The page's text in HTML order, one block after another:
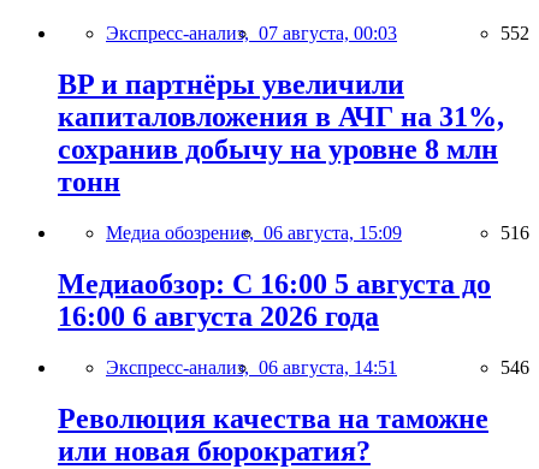
Экспресс-анализ, 07 августа, 00:03 552
BP и партнёры увеличили
капиталовложения в АЧГ на 31%,
сохранив добычу на уровне 8 млн
тонн
Медиа обозрение, 06 августа, 15:09 516
Медиаобзор: С 16:00 5 августа до
16:00 6 августа 2026 года
Экспресс-анализ, 06 августа, 14:51 546
Революция качества на таможне
или новая бюрократия?